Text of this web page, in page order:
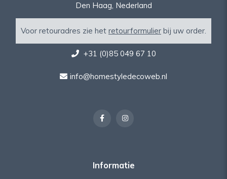
Den Haag, Nederland
Voor retouradres zie het retourformulier bij uw order.
+31 (0)85 049 67 10
info@homestyledecoweb.nl
Informatie